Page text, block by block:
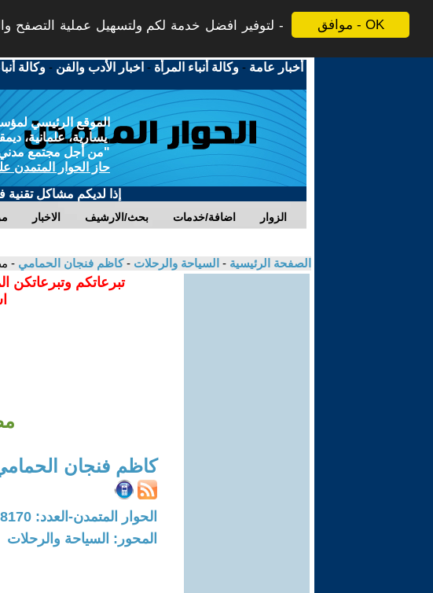
موافق - OK
لتوفير افضل خدمة لكم ولتسهيل عملية التصفح
أخبار عامة -وكالة أنباء المرأة - اخبار الأدب والفن -وكالة
الموقع الرئيسي
يسارية، علمانية،
"من أجل مجتمع مدني
حاز الحوار المتمدن
إذا لديكم مشاكل تقنية
الاخبار بحث/الارشيف اضافة/خدمات الزوار
الصفحة الرئيسية - السياحة والرحلات -كاظم فنجان الحمامي -
تبرعاتكم وتبرعاتكن
كاظم فنجان
الحوار المتمدن-العدد: 8170 - 2024 / 11 / 23 - 09:44
المحور: السياحة والرحلات